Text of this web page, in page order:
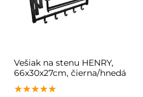
Vešiak na stenu HENRY,
66x30x27cm, čierna/hnedá
★★★★★
★★★★★
★★★★★